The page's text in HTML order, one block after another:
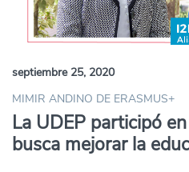
septiembre 25, 2020
MIMIR ANDINO DE ERASMUS+
La UDEP participó
busca mejorar la